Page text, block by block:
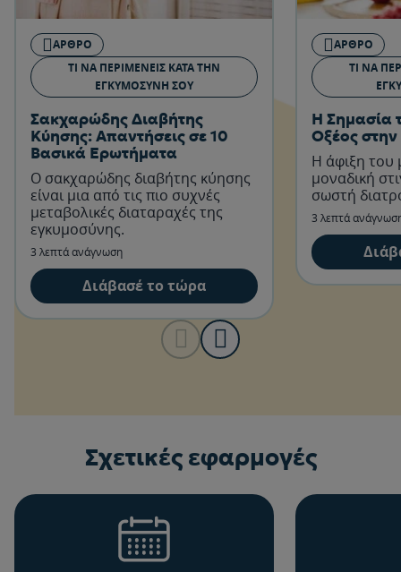
ΆΡΘΡΟ
ΤΙ ΝΑ ΠΕΡΙΜΈΝΕΙΣ ΚΑΤΆ ΤΗΝ
ΕΓΚΥΜΟΣΎΝΗ ΣΟΥ
Σακχαρώδης Διαβήτης
Κύησης: Απαντήσεις σε 10
Βασικά Ερωτήματα
Ο σακχαρώδης διαβήτης κύησης
είναι μια από τις πιο συχνές
μεταβολικές διαταραχές της
εγκυμοσύνης.
3 λεπτά ανάγνωση
Διάβασέ το τώρα
ΆΡΘΡΟ
ΤΙ ΝΑ
Η Σημασία
Οξέος
Η άφιξη του
μοναδική
σωστή
3 λεπτά
Σχετικές εφαρμογές